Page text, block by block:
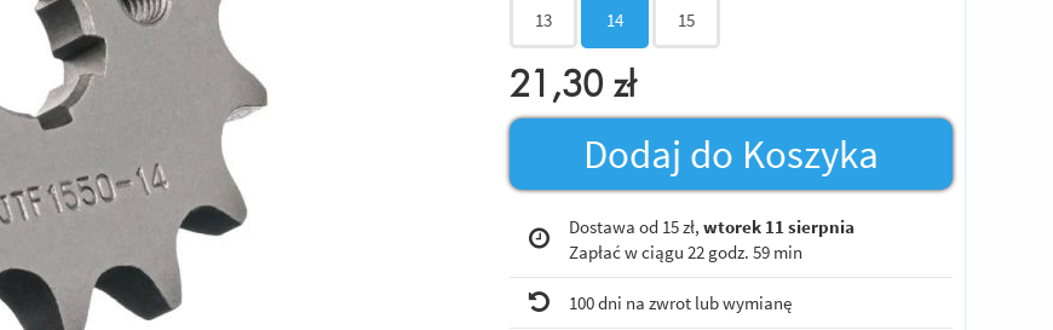
13 14 15
21,30 zł
Dodaj do Koszyka
Dostawa od 15 zł, wtorek 11 sierpnia
Zapłać w ciągu 22 godz. 59 min
100 dni na zwrot lub wymianę